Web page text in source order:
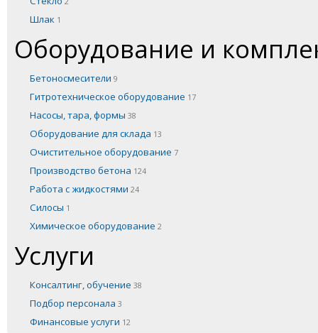
Шлак 1
Оборудование и
Бетоносмесители 9
Гитротехническое оборудование 17
Насосы, тара, формы 38
Оборудование для склада 13
Очистительное оборудование 7
Производство бетона 124
Работа с жидкостями 24
Силосы 1
Химическое оборудование 2
Услуги
Консалтинг, обучение 38
Подбор персонала 3
Финансовые услуги 12